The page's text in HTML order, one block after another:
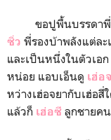
ขอปูพื้นบรรดาพี่
ซิ่ว พี่รองบ้าพลังแต่ละ
และเป็นหนึ่งในตัวเอก
หน่อย แอบเอ็นดู เฮ่อ
หว่างเฮ่อจยากับเฮ่อสี่
แล้วก็ เฮ่อซี ลูกชายค